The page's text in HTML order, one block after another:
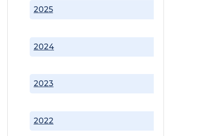
2022
2023
2024
2025